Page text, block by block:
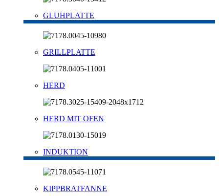
GLUHPLATTE
GRILLPLATTE
HERD
HERD MIT OFEN
INDUKTION
KIPPBRATFANNE